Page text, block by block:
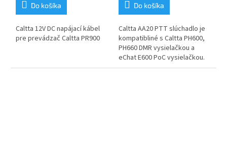
Do košíka
Caltta 12V DC napájací kábel
pre prevádzač Caltta PR900
Do košíka
Caltta AA20 PTT slúchadlo je
kompatibliné s Caltta PH600,
PH660 DMR vysielačkou a
eChat E600 PoC vysielačkou.